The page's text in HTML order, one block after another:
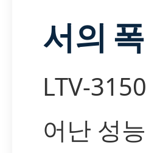
서의
LTV-
어난 성